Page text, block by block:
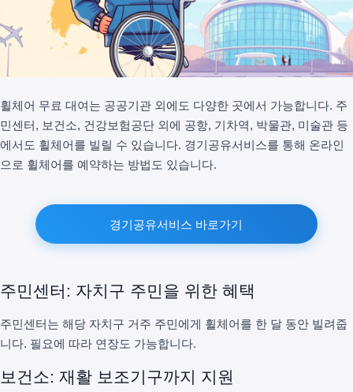
휠체어 무료 대여는 공공기관 외에도 다양한 곳에서 가능합니다. 주
민센터, 보건소, 건강보험공단 외에 공항, 기차역, 박물관, 미술관 등
에서도 휠체어를 빌릴 수 있습니다. 경기공유서비스를 통해 온라인
으로 휠체어를 예약하는 방법도 있습니다.
경기공유서비스 바로가기
주민센터: 자치구 주민을 위한 혜택
주민센터는 해당 자치구 거주 주민에게 휠체어를 한 달 동안 빌려줍
니다. 필요에 따라 연장도 가능합니다.
보건소: 재활 보조기구까지 지원